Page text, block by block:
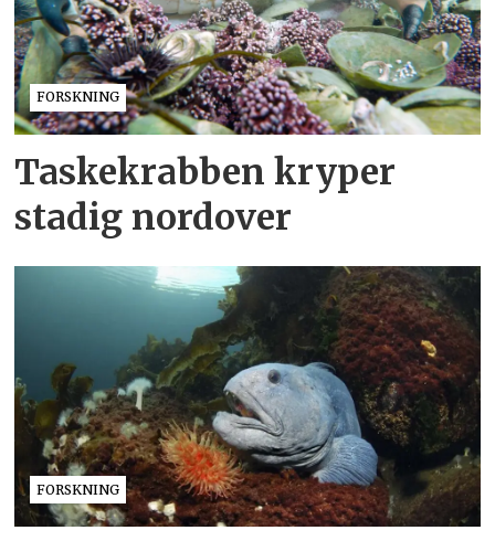
FORSKNING
Taskekrabben kryper
stadig nordover
FORSKNING